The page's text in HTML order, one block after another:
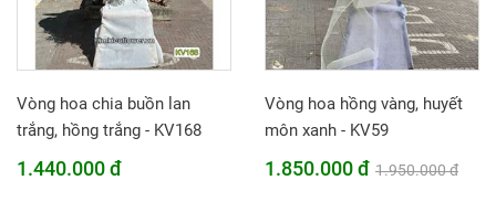
Vòng hoa chia buồn lan
trắng, hồng trắng - KV168
1.440.000 đ
Vòng hoa hồng vàng, huyết
môn xanh - KV59
1.850.000 đ 1.950.000 đ